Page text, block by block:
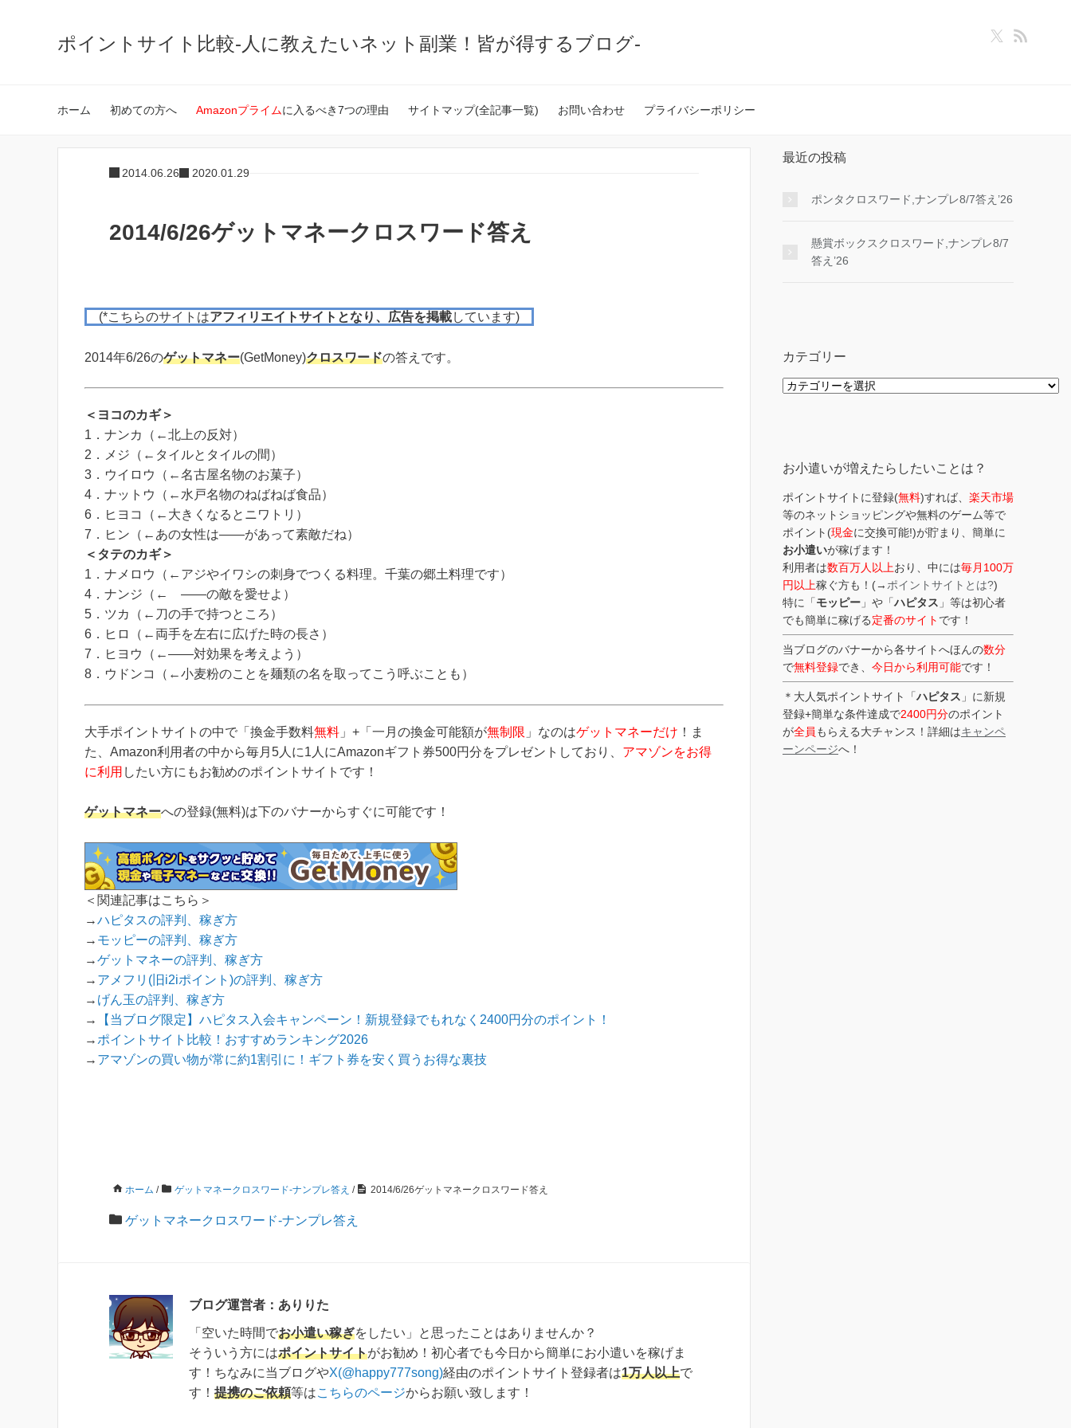
ポイントサイト比較-人に教えたいネット副業！皆が得するブログ-
ホーム 初めての方へ Amazonプライムに入るべき7つの理由 サイトマップ(全記事一覧) お問い合わせ プライバシーポリシー
2014.06.26 2020.01.29
2014/6/26ゲットマネークロスワード答え
(*こちらのサイトはアフィリエイトサイトとなり、広告を掲載しています)
2014年6/26のゲットマネー(GetMoney)クロスワードの答えです。
＜ヨコのカギ＞
1．ナンカ（←北上の反対）
2．メジ（←タイルとタイルの間）
3．ウイロウ（←名古屋名物のお菓子）
4．ナットウ（←水戸名物のねばねば食品）
6．ヒヨコ（←大きくなるとニワトリ）
7．ヒン（←あの女性は――があって素敵だね）
＜タテのカギ＞
1．ナメロウ（←アジやイワシの刺身でつくる料理。千葉の郷土料理です）
4．ナンジ（← ――の敵を愛せよ）
5．ツカ（←刀の手で持つところ）
6．ヒロ（←両手を左右に広げた時の長さ）
7．ヒヨウ（←――対効果を考えよう）
8．ウドンコ（←小麦粉のことを麺類の名を取ってこう呼ぶことも）
大手ポイントサイトの中で「換金手数料無料 」+「一月の換金可能額が無制限 」なのはゲットマネーだけ ！ま
た、Amazon利用者の中から毎月5人に1人にAmazonギフト券500円分をプレゼントしており、 アマゾンをお得
に利用 したい方にもお勧めのポイントサイトです！
ゲットマネーへの登録(無料)は下のバナーからすぐに可能です！
＜関連記事はこちら＞
→ハピタスの評判、稼ぎ方
→ モッピーの評判、稼ぎ方
→ゲットマネーの評判、稼ぎ方
→ アメフリ(旧i2iポイント)の評判、稼ぎ方
→ げん玉の評判、稼ぎ方
→
【当ブログ限定】ハピタス入会キャンペーン！新規登録でもれなく2400円分のポイント！
→ ポイントサイト比較！おすすめランキング2026
→ アマゾンの買い物が常に約1割引に！ギフト券を安く買うお得な裏技
ホーム / ゲットマネークロスワード-ナンプレ答え / 2014/6/26ゲットマネークロスワード答え
ゲットマネークロスワード-ナンプレ答え
ブログ運営者：ありりた
「空いた時間でお小遣い稼ぎをしたい」と思ったことはありませんか？
そういう方にはポイントサイトがお勧め！初心者でも今日から簡単にお小遣いを稼げま
す！ちなみに当ブログやX(@happy777song)経由のポイントサイト登録者は1万人以上で
す！ 提携のご依頼等はこちらのページからお願い致します！
最近の投稿
ポンタクロスワード,ナンプレ8/7答え’26
懸賞ボックスクロスワード,ナンプレ8/7
答え’26
カテゴリー
カ
お小遣いが増えたらしたいことは？
ポイントサイトに登録(無料)すれば、 楽天市場
等のネットショッピングや無料のゲーム等で
ポイント(現金に交換可能!)が貯まり、簡単に
お小遣いが稼げます！
利用者は数百万人以上おり、中には毎月100万
円以上稼ぐ方も！(→ ポイントサイトとは?)
特に「モッピー 」や「ハピタス 」等は初心者
でも簡単に稼げる定番のサイト です！
当ブログのバナーから各サイトへほんの数分
で無料登録でき、 今日から利用可能です！
＊大人気ポイントサイト「ハピタス 」に新規
登録+簡単な条件達成で2400円分のポイント
が全員 もらえる大チャンス！詳細はキャンペ
ーンページへ！